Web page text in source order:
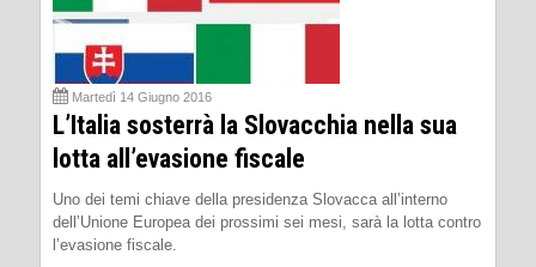
Martedì 14 Giugno 2016
L’Italia sosterrà la Slovacchia nella sua
lotta all’evasione fiscale
Uno dei temi chiave della presidenza Slovacca all’interno
dell’Unione Europea dei prossimi sei mesi, sarà la lotta contro
l’evasione fiscale.